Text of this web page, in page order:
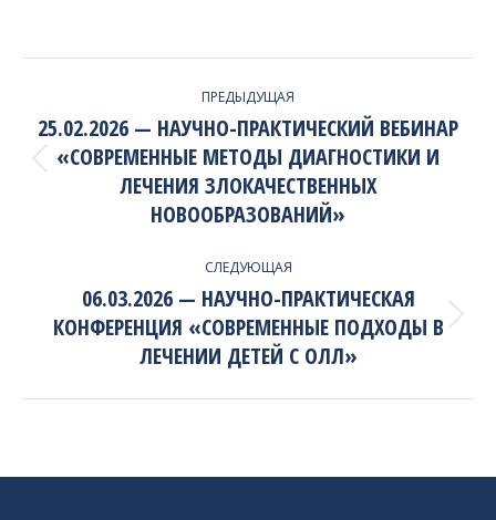
NAVIGATION
ПРЕДЫДУЩАЯ
Previous
project:
25.02.2026 — НАУЧНО-ПРАКТИЧЕСКИЙ ВЕБИНАР
«СОВРЕМЕННЫЕ МЕТОДЫ ДИАГНОСТИКИ И
ЛЕЧЕНИЯ ЗЛОКАЧЕСТВЕННЫХ
НОВООБРАЗОВАНИЙ»
СЛЕДУЮЩАЯ
Next
project:
06.03.2026 — НАУЧНО-ПРАКТИЧЕСКАЯ
КОНФЕРЕНЦИЯ «СОВРЕМЕННЫЕ ПОДХОДЫ В
ЛЕЧЕНИИ ДЕТЕЙ С ОЛЛ»